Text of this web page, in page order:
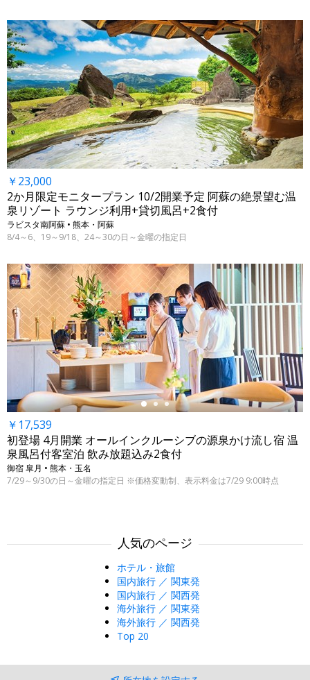
￥23,000
2か月限定モニタープラン 10/2開業予定 阿蘇の絶景望む温
泉リゾート ラウンジ利用+貸切風呂+2食付
ラビスタ南阿蘇 • 熊本・阿蘇
8/4～6、19～9/18、24～30の日～金曜の指定日
←
￥17,539
初登場 4月開業 オールインクルーシブの源泉かけ流し宿 温
泉風呂付客室泊 飲み放題込み2食付
御宿 皐月 • 熊本・玉名
7/29～9/30の日～金曜の指定日 ※価格変動制、表示料金は7/29 9:00時点
人気のページ
ホテル・旅館
国内旅行 ／ 関東発
国内旅行 ／ 関西発
海外旅行 ／ 関東発
海外旅行 ／ 関西発
Top 20